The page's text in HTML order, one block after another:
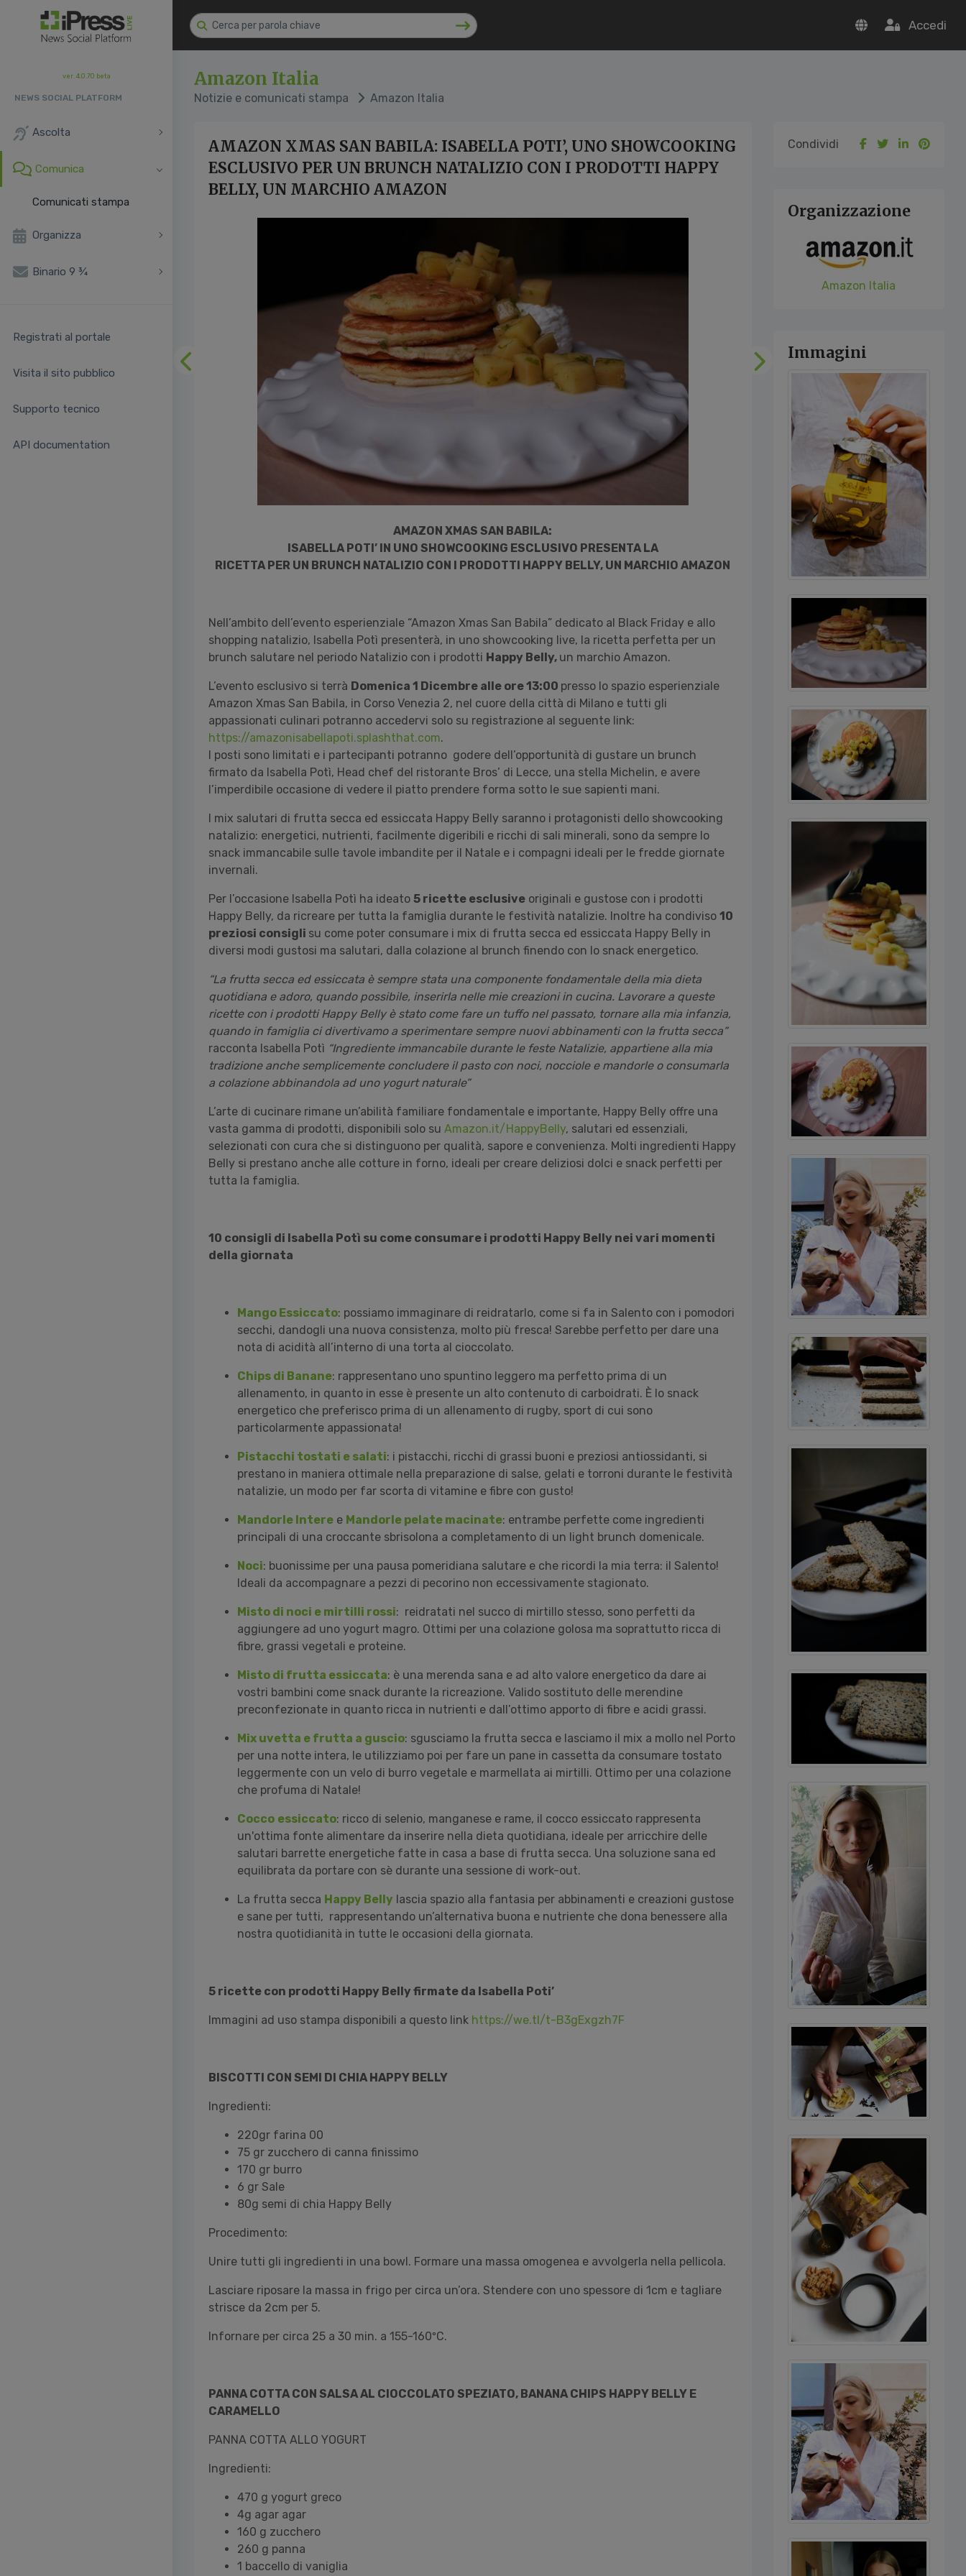
Accedi
ver. 4.0.70 beta
NEWS SOCIAL PLATFORM
Ascolta
Comunica
Comunicati stampa
Organizza
Binario 9 ¾
Registrati al portale
Visita il sito pubblico
Supporto tecnico
API documentation
Amazon Italia
Notizie e comunicati stampa Amazon Italia
AMAZON XMAS SAN BABILA: ISABELLA POTI’, UNO SHOWCOOKING
ESCLUSIVO PER UN BRUNCH NATALIZIO CON I PRODOTTI HAPPY
BELLY, UN MARCHIO AMAZON
Precedente Successivo
AMAZON XMAS SAN BABILA:
ISABELLA POTI’ IN UNO SHOWCOOKING ESCLUSIVO PRESENTA LA
RICETTA PER UN BRUNCH NATALIZIO CON I PRODOTTI HAPPY BELLY, UN MARCHIO AMAZON
Nell’ambito dell’evento esperienziale “Amazon Xmas San Babila” dedicato al Black Friday e allo
shopping natalizio, Isabella Potì presenterà, in uno showcooking live, la ricetta perfetta per un
brunch salutare nel periodo Natalizio con i prodotti Happy Belly, un marchio Amazon.
L’evento esclusivo si terrà Domenica 1 Dicembre alle ore 13:00 presso lo spazio esperienziale
Amazon Xmas San Babila, in Corso Venezia 2, nel cuore della città di Milano e tutti gli
appassionati culinari potranno accedervi solo su registrazione al seguente link:
https://amazonisabellapoti.splashthat.com.
I posti sono limitati e i partecipanti potranno godere dell’opportunità di gustare un brunch
firmato da Isabella Potì, Head chef del ristorante Bros’ di Lecce, una stella Michelin, e avere
l’imperdibile occasione di vedere il piatto prendere forma sotto le sue sapienti mani.
I mix salutari di frutta secca ed essiccata Happy Belly saranno i protagonisti dello showcooking
natalizio: energetici, nutrienti, facilmente digeribili e ricchi di sali minerali, sono da sempre lo
snack immancabile sulle tavole imbandite per il Natale e i compagni ideali per le fredde giornate
invernali.
Per l’occasione Isabella Potì ha ideato 5 ricette esclusive originali e gustose con i prodotti
Happy Belly, da ricreare per tutta la famiglia durante le festività natalizie. Inoltre ha condiviso 10
preziosi consigli su come poter consumare i mix di frutta secca ed essiccata Happy Belly in
diversi modi gustosi ma salutari, dalla colazione al brunch finendo con lo snack energetico.
“La frutta secca ed essiccata è sempre stata una componente fondamentale della mia dieta
quotidiana e adoro, quando possibile, inserirla nelle mie creazioni in cucina. Lavorare a queste
ricette con i prodotti Happy Belly è stato come fare un tuffo nel passato, tornare alla mia infanzia,
quando in famiglia ci divertivamo a sperimentare sempre nuovi abbinamenti con la frutta secca”
racconta Isabella Potì “Ingrediente immancabile durante le feste Natalizie, appartiene alla mia
tradizione anche semplicemente concludere il pasto con noci, nocciole e mandorle o consumarla
a colazione abbinandola ad uno yogurt naturale”
L’arte di cucinare rimane un’abilità familiare fondamentale e importante, Happy Belly offre una
vasta gamma di prodotti, disponibili solo su Amazon.it/HappyBelly, salutari ed essenziali,
selezionati con cura che si distinguono per qualità, sapore e convenienza. Molti ingredienti Happy
Belly si prestano anche alle cotture in forno, ideali per creare deliziosi dolci e snack perfetti per
tutta la famiglia.
10 consigli di Isabella Potì su come consumare i prodotti Happy Belly nei vari momenti
della giornata
Mango Essiccato: possiamo immaginare di reidratarlo, come si fa in Salento con i pomodori
secchi, dandogli una nuova consistenza, molto più fresca! Sarebbe perfetto per dare una
nota di acidità all’interno di una torta al cioccolato.
Chips di Banane: rappresentano uno spuntino leggero ma perfetto prima di un
allenamento, in quanto in esse è presente un alto contenuto di carboidrati. È lo snack
energetico che preferisco prima di un allenamento di rugby, sport di cui sono
particolarmente appassionata!
Pistacchi tostati e salati: i pistacchi, ricchi di grassi buoni e preziosi antiossidanti, si
prestano in maniera ottimale nella preparazione di salse, gelati e torroni durante le festività
natalizie, un modo per far scorta di vitamine e fibre con gusto!
Mandorle Intere e Mandorle pelate macinate: entrambe perfette come ingredienti
principali di una croccante sbrisolona a completamento di un light brunch domenicale.
Noci: buonissime per una pausa pomeridiana salutare e che ricordi la mia terra: il Salento!
Ideali da accompagnare a pezzi di pecorino non eccessivamente stagionato.
Misto di noci e mirtilli rossi: reidratati nel succo di mirtillo stesso, sono perfetti da
aggiungere ad uno yogurt magro. Ottimi per una colazione golosa ma soprattutto ricca di
fibre, grassi vegetali e proteine.
Misto di frutta essiccata: è una merenda sana e ad alto valore energetico da dare ai
vostri bambini come snack durante la ricreazione. Valido sostituto delle merendine
preconfezionate in quanto ricca in nutrienti e dall’ottimo apporto di fibre e acidi grassi.
Mix uvetta e frutta a guscio: sgusciamo la frutta secca e lasciamo il mix a mollo nel Porto
per una notte intera, le utilizziamo poi per fare un pane in cassetta da consumare tostato
leggermente con un velo di burro vegetale e marmellata ai mirtilli. Ottimo per una colazione
che profuma di Natale!
Cocco essiccato: ricco di selenio, manganese e rame, il cocco essiccato rappresenta
un'ottima fonte alimentare da inserire nella dieta quotidiana, ideale per arricchire delle
salutari barrette energetiche fatte in casa a base di frutta secca. Una soluzione sana ed
equilibrata da portare con sè durante una sessione di work-out.
La frutta secca Happy Belly lascia spazio alla fantasia per abbinamenti e creazioni gustose
e sane per tutti, rappresentando un’alternativa buona e nutriente che dona benessere alla
nostra quotidianità in tutte le occasioni della giornata.
5 ricette con prodotti Happy Belly firmate da Isabella Poti’
Immagini ad uso stampa disponibili a questo link https://we.tl/t-B3gExgzh7F
BISCOTTI CON SEMI DI CHIA HAPPY BELLY
Ingredienti:
220gr farina 00
75 gr zucchero di canna finissimo
170 gr burro
6 gr Sale
80g semi di chia Happy Belly
Procedimento:
Unire tutti gli ingredienti in una bowl. Formare una massa omogenea e avvolgerla nella pellicola.
Lasciare riposare la massa in frigo per circa un’ora. Stendere con uno spessore di 1cm e tagliare
strisce da 2cm per 5.
Infornare per circa 25 a 30 min. a 155-160ºC.
PANNA COTTA CON SALSA AL CIOCCOLATO SPEZIATO, BANANA CHIPS HAPPY BELLY E
CARAMELLO
PANNA COTTA ALLO YOGURT
Ingredienti:
470 g yogurt greco
4g agar agar
160 g zucchero
260 g panna
1 baccello di vaniglia
Condividi
Organizzazione
Amazon Italia
Immagini